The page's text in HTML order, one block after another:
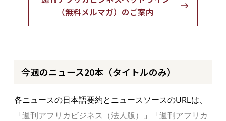
（無料メルマガ）のご案内
今週のニュース20本（タイトルのみ）
各ニュースの日本語要約とニュースソースのURLは、
「週刊アフリカビジネス（法人版） 」「週刊アフリカ